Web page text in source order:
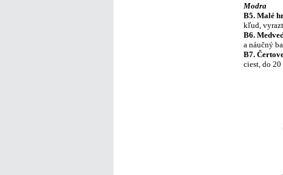
Modra
B5. Malé
kľud,
B6.
a náučný
B7.
ciest, do